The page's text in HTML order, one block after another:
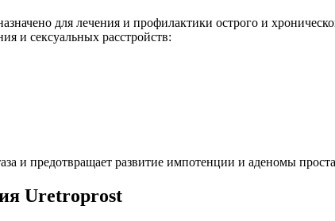
для лечения и профилактики острого и
и сексуальных расстройств:
и предотвращает развитие импотенции и аденомы
Uretroprost